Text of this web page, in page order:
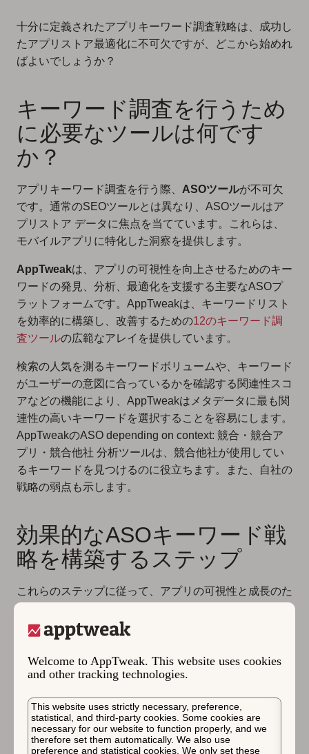
Welcome to AppTweak. This website uses cookies
and other tracking technologies.
This website uses strictly necessary, preference,
statistical, and third-party cookies. Some cookies are
necessary for our website to function properly, and we
therefore set them automatically. We also use
preference and statistical cookies. We only set these
十分に定義されたアプリキーワード調査戦略は、成功し
たアプリストア最適化に不可欠ですが、どこから始めれ
ばよいでしょうか？
キーワード調査を行うため
に必要なツールは何です
か？
アプリキーワード調査を行う際、 ASOツールが不可欠
です。通常のSEOツールとは異なり、ASOツールはア
プリストア データに焦点を当てています。これらは、
モバイルアプリに特化した洞察を提供します。
AppTweakは、アプリの可視性を向上させるためのキー
ワードの発見、分析、最適化を支援する主要なASOプ
ラットフォームです。AppTweakは、キーワードリスト
を効率的に構築し、改善するための12のキーワード調
査ツールの広範なアレイを提供しています。
検索の人気を測るキーワードボリュームや、キーワード
がユーザーの意図に合っているかを確認する関連性スコ
アなどの機能により、AppTweakはメタデータに最も関
連性の高いキーワードを選択することを容易にします。
AppTweakのASO depending on context: 競合・競合ア
プリ・競合他社 分析ツールは、競合他社が使用してい
るキーワードを見つけるのに役立ちます。また、自社の
戦略の弱点も示します。
効果的なASOキーワード戦
略を構築するステップ
これらのステップに従って、アプリの可視性と成長のた
1. 目標を定義する
してください。検索ランキングの改善、新市場への拡
大、新しいオーディエンスセグメントへのリーチを目指
していますか？明確な目標を持つことで、キーワードの